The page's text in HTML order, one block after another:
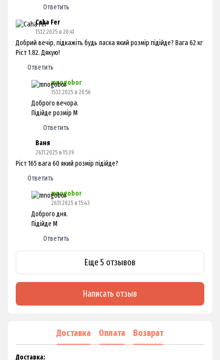
Ответить
Caha Fer
15.12.2025 в 20:41
Добрий вечір, підкажіть будь ласка який розмір підійде? Вага 62 кг
Ріст 1.82. Дякую!
Ответить
mnogobor
15.12.2025 в 20:56
Доброго вечора.
Підійде розмір М
Ответить
Ваня
26.11.2025 в 15:39
Ріст 165 вага 60 який розмір підійде?
Ответить
mnogobor
26.11.2025 в 15:43
Доброго дня.
Підійде М
Ответить
Еще 5 отзывов
Написать отзыв
Доставка Оплата Возврат
Доставка: